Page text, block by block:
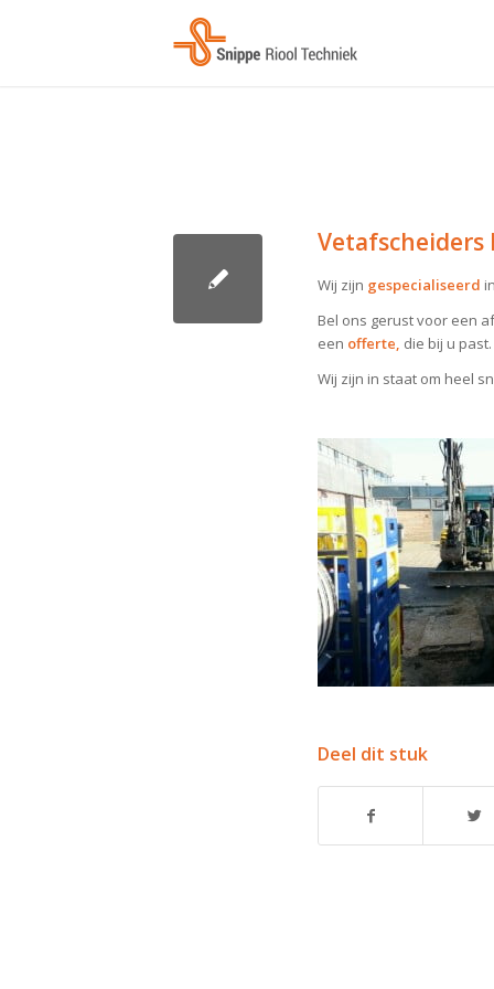
Vetafscheiders
Wij zijn gespecialiseerd
Bel ons gerust voor een
een offerte, die bij u past.
Wij zijn in staat om heel
Deel dit stuk